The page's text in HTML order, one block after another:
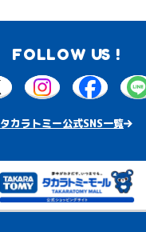
FOLLOW US !
タカラトミー公式SNS一覧